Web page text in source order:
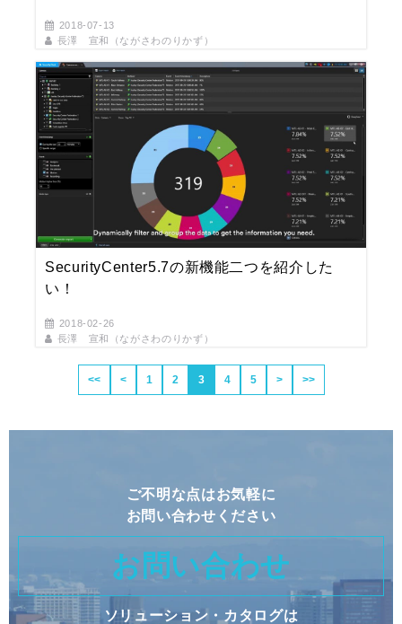
2018-07-13
長澤 宣和（ながさわのりかず）
SecurityCenter5.7の新機能二つを紹介した
い！
2018-02-26
長澤 宣和（ながさわのりかず）
<< < 1 2 3 4 5 > >>
ご不明な点はお気軽に
お問い合わせください
お問い合わせ
ソリューション・カタログは